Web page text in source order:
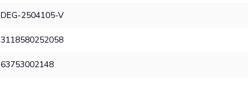
DEG-2504105-V
3118580252058
63753002148